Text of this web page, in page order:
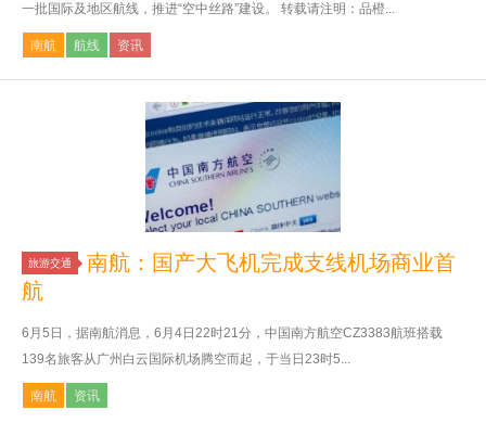
一批国际及地区航线，推进“空中丝路”建设。 转载请注明：品橙...
南航 航线 资讯
旅游交通
南航：国产大飞机完成支线机场商业首
航
6月5日，据南航消息，6月4日22时21分，中国南方航空CZ3383航班搭载
139名旅客从广州白云国际机场腾空而起，于当日23时5...
南航 资讯